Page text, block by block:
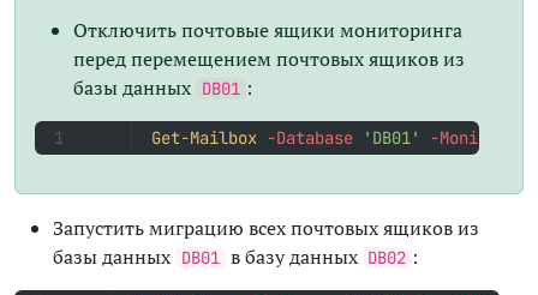
Отключить почтовые ящики мониторинга
перед перемещением почтовых ящиков из
базы данных DB01 :
Get-Mailbox -Database 'DB01' -Monitoring
Запустить миграцию всех почтовых ящиков из
базы данных DB01 в базу данных DB02 :